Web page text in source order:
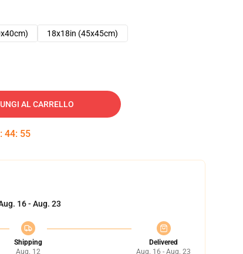
18x18in (45x45cm)
AL CARRELLO
: 44: 54
16 - Aug. 23
Shipping
Aug. 12
Delivered
Aug. 16 - Aug. 23